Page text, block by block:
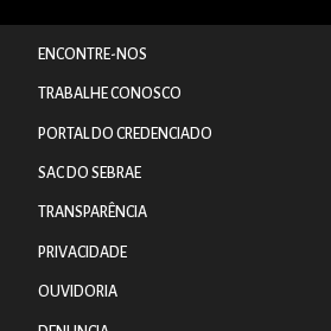
ENCONTRE-NOS
TRABALHE CONOSCO
PORTAL DO CREDENCIADO
SAC DO SEBRAE
TRANSPARÊNCIA
PRIVACIDADE
OUVIDORIA